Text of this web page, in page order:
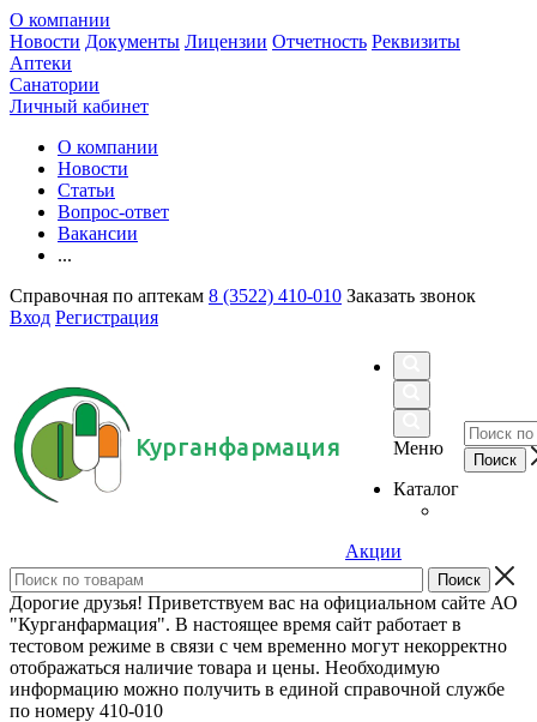
О компании
Новости Документы Лицензии Отчетность Реквизиты
Аптеки
Санатории
Личный кабинет
О компании
Новости
Статьи
Вопрос-ответ
Вакансии
...
Справочная по аптекам 8 (3522) 410-010 Заказать звонок
Вход Регистрация
Курганфармация
Меню
Каталог
Акции
Дорогие друзья! Приветствуем вас на официальном сайте АО
"Курганфармация". В настоящее время сайт работает в
тестовом режиме в связи с чем временно могут некорректно
отображаться наличие товара и цены. Необходимую
информацию можно получить в единой справочной службе
по номеру 410-010